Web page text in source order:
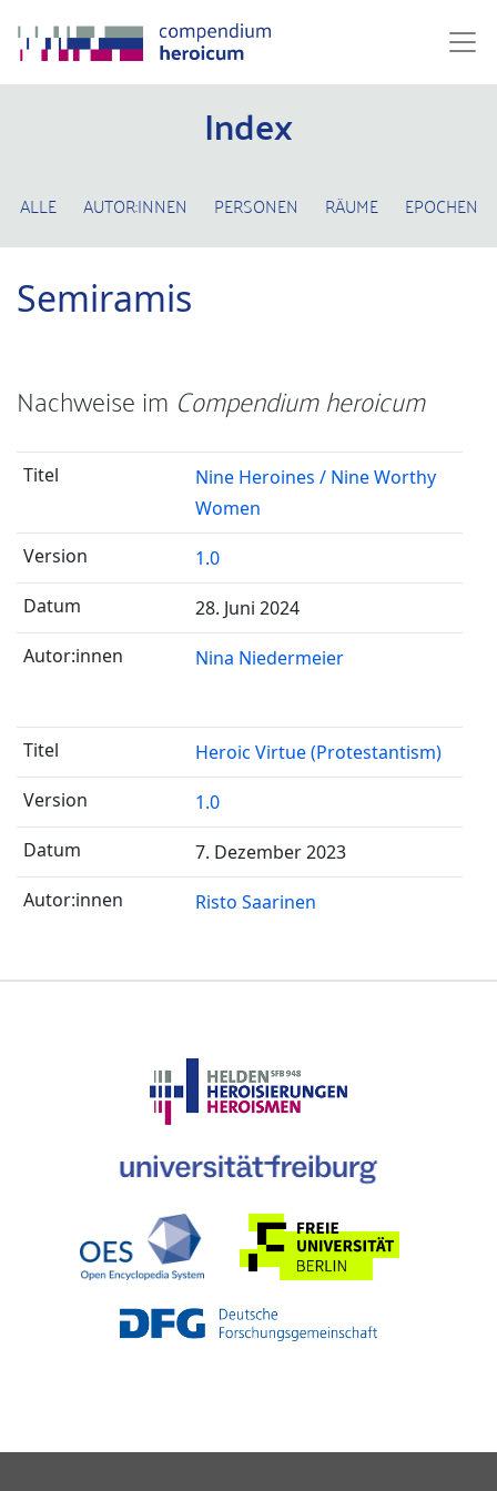
Index
ALLE AUTOR:INNEN PERSONEN RÄUME EPOCHEN
Semiramis
Nachweise im Compendium heroicum
Nine Heroines / Nine Worthy
Women
1.0
28. Juni 2024
Nina Niedermeier
Heroic Virtue (Protestantism)
1.0
7. Dezember 2023
Risto Saarinen